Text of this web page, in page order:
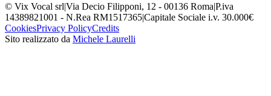
© Vix Vocal srl|Via Decio Filipponi, 12 - 00136 Roma|P.iva
14389821001 - N.Rea RM1517365|Capitale Sociale i.v. 30.000€
CookiesPrivacy PolicyCredits
Sito realizzato da Michele Laurelli